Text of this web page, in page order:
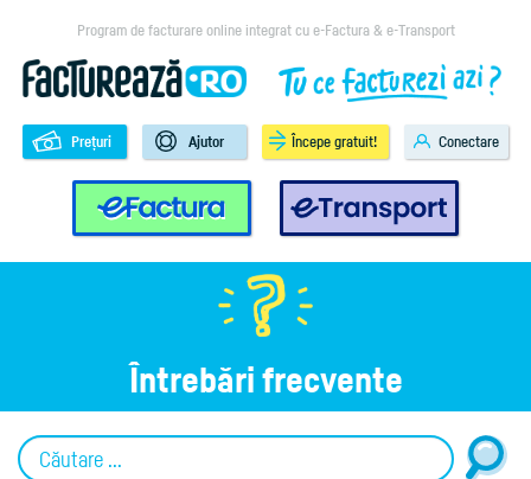
Program de facturare online integrat cu e-Factura & e-Transport
e-Factura e-Transport
Prețuri Ajutor Începe gratuit! Conectare
Întrebări frecvente